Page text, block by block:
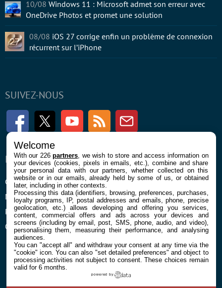
SUIVEZ-NOUS
FacebookTwitter Youtube RSS Newsletter
ENTREPRISE
Confidentialité et Cookies
Mentions légales et CGU
Préférences Cookies
Qui sommes nous
À PROPOS
Contact
10/08 Windows 11 : Microsoft admet son erreur avec
OneDrive Photos et promet une solution
08/08 iOS 27 corrige enfin un problème de connexion
récurrent sur l’iPhone
Welcome
With our 226partners , we wish to store and access information on
your devices (cookies, pixels in emails, etc.), combine and share
your personal data with our partners, whether collected on this
website or in our emails, already held by some of us, or obtained
later, including in other contexts.
Processing this data (identifiers, browsing, preferences, purchases,
loyalty programs, IP, postal addresses and emails, phone, precise
geolocation, etc.) allows developing and offering you services,
content, commercial offers and ads across your devices and
screens (including by email, post, SMS, phone, audio, and video),
personalising them, measuring their performance, and analysing
audiences.
You can "accept all" and withdraw your consent at any time via the
"cookie" icon. You can also "set detailed preferences" and object to
processing activities not subject to consent. These choices remain
valid for 6 months.
powered by